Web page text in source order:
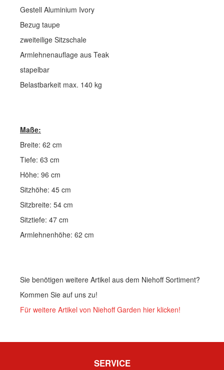
Gestell Aluminium Ivory
Bezug taupe
zweiteilige Sitzschale
Armlehnenauflage aus Teak
stapelbar
Belastbarkeit max. 140 kg
Maße:
Breite: 62 cm
Tiefe: 63 cm
Höhe: 96 cm
Sitzhöhe: 45 cm
Sitzbreite: 54 cm
Sitztiefe: 47 cm
Armlehnenhöhe: 62 cm
Sie benötigen weitere Artikel aus dem Niehoff Sortiment?
Kommen Sie auf uns zu!
Für weitere Artikel von Niehoff Garden hier klicken!
SERVICE